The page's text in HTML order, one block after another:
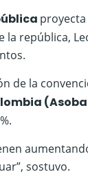
la república,
de la
sostuvo.